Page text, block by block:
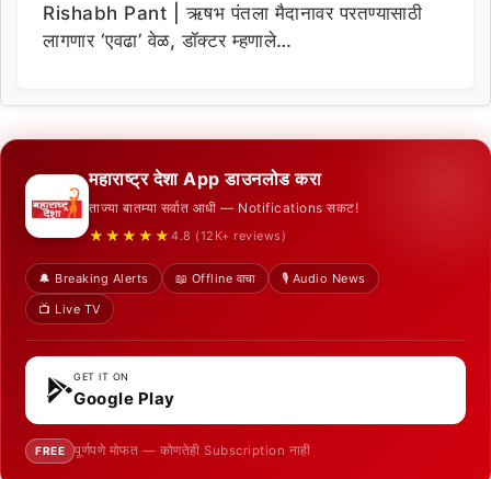
Rishabh Pant | ऋषभ पंतला मैदानावर परतण्यासाठी
लागणार ‘एवढा’ वेळ, डॉक्टर म्हणाले…
महाराष्ट्र देशा App डाउनलोड करा
ताज्या बातम्या सर्वात आधी — Notifications सकट!
★★★★★ 4.8 (12K+ reviews)
🔔 Breaking Alerts 📖 Offline वाचा
🎙️ Audio News
📺 Live TV
GET IT ON
Google Play
FREE पूर्णपणे मोफत — कोणतेही Subscription नाही